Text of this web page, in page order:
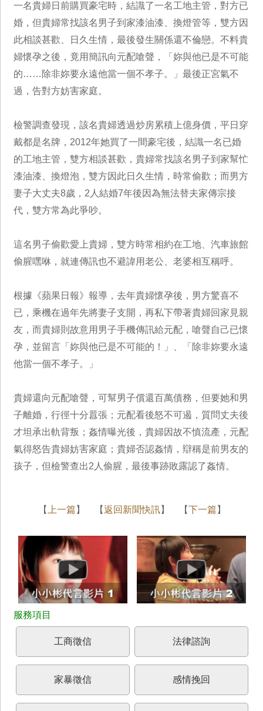
一名貴婦日前購買豪宅時，結識了一名工地主管，對方已
婚，但貴婦常找該名男子到家漆油漆、換燈管等，雙方因
此相談甚歡、日久生情，最後發生關係還不倫戀。不料貴
婦懷孕之後，竟用簡訊向元配嗆聲，「妳與他已是不可能
的……除非妳要永遠他當一個不孝子。」最後正宮氣不
過，告對方妨害家庭。
檢警調查發現，該名貴婦透過炒房累積上億身價，平日穿
戴都是名牌，2012年她買了一間豪宅後，結識一名已婚
的工地主管，雙方相談甚歡，貴婦常找該名男子到家幫忙
漆油漆、換燈泡，雙方因此日久生情，時常偷歡；而男方
妻子大丈夫8歲，2人結婚7年後因為無法替夫家傳宗接
代，雙方常為此爭吵。
這名男子偷歡愛上貴婦，雙方時常相約在工地、汽車旅館
偷腥嘿咻，就連傳訊也不避諱用老公、老婆相互稱呼。
根據《蘋果日報》報導，去年貴婦懷孕後，男方驚喜不
已，乘機在過年先將妻子支開，再私下帶著貴婦回家見親
友，而貴婦則故意用男子手機傳訊給元配，嗆聲自己已懷
孕，並留言「妳與他已是不可能的！」、「除非妳要永遠
他當一個不孝子。」
貴婦還向元配嗆聲，可幫男子償還百萬債務，但要她和男
子離婚，行徑十分囂張；元配看後怒不可遏，質問丈夫後
才坦承出軌背叛；姦情曝光後，貴婦因故不慎流產，元配
氣得怒告貴婦妨害家庭；貴婦否認姦情，辯稱是前男友的
孩子，但檢警查出2人偷腥，最後事跡敗露認了姦情。
【 上一篇 】 【返回新聞快訊】 【下一篇 】
工商徵信 法律諮詢
家暴徵信 感情挽回